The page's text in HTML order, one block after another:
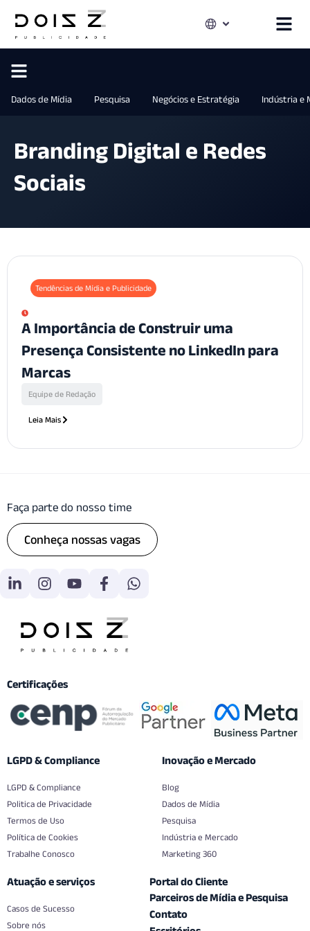
Dados de Mídia Pesquisa Negócios e Estratégia Indústria e
Branding Digital e Redes
Sociais
Tendências de Mídia e Publicidade
A Importância de Construir uma
Presença Consistente no LinkedIn para
Marcas
Equipe de Redação
Leia Mais
Faça parte do nosso time
Conheça nossas vagas
Certificações
LGPD & Compliance
LGPD & Compliance
Politica de Privacidade
Termos de Uso
Política de Cookies
Trabalhe Conosco
Inovação e Mercado
Blog
Dados de Mídia
Pesquisa
Indústria e Mercado
Marketing 360
Atuação e serviços
Casos de Sucesso
Sobre nós
Portal do Cliente
Parceiros de Mídia e Pesquisa
Contato